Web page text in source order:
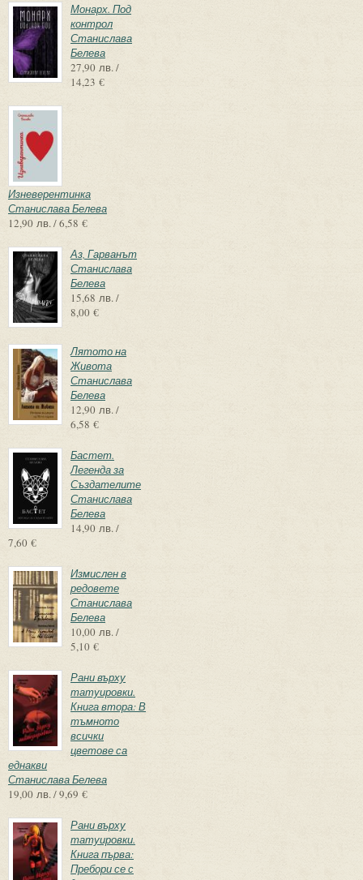
Монарх. Под
контрол
Станислава
Белева
27,90 лв. /
14,23 €
Изневерентинка
Станислава Белева
12,90 лв. / 6,58 €
Аз, Гарванът
Станислава
Белева
15,68 лв. /
8,00 €
Лятото на
Живота
Станислава
Белева
12,90 лв. /
6,58 €
Бастет.
Легенда за
Създателите
Станислава
Белева
14,90 лв. /
7,60 €
Измислен в
редовете
Станислава
Белева
10,00 лв. /
5,10 €
Рани върху
татуировки.
Книга втора: В
тъмното
всички
цветове са
еднакви
Станислава Белева
19,00 лв. / 9,69 €
Рани върху
татуировки.
Книга първа:
Пребори се с